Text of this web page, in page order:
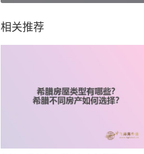
相关推荐